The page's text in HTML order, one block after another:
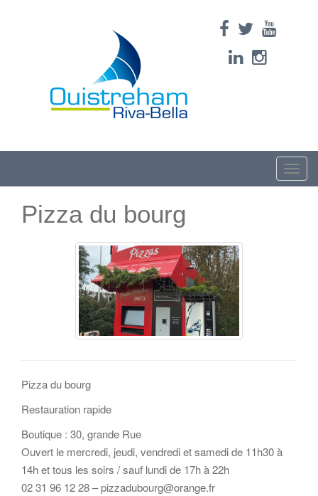
Toggle
Pizza du bourg
Pizza du bourg
Restauration rapide
Boutique : 30, grande Rue
Ouvert le mercredi, jeudi, vendredi et samedi de 11h30 à
14h et tous les soirs / sauf lundi de 17h à 22h
02 31 96 12 28 – pizzadubourg@orange.fr